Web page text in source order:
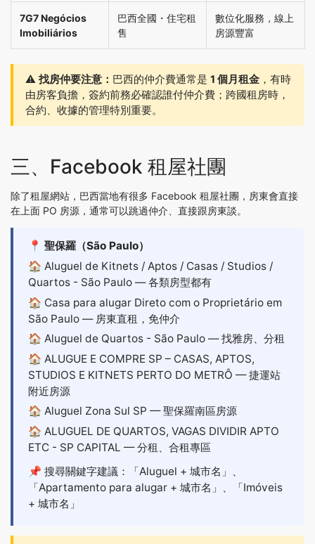
7G7 Negócios
Imobiliários
巴西全國・住宅租
售
數位化服務，線上
房源豐富
⚠️ 找房仲要注意： 巴西的仲介費通常是 1 個月租金，有時
由房客負擔，簽約前務必確認誰付仲介費；跨國租房時，
合約、收據的管理特別重要。
三、Facebook 租屋社團
除了租屋網站，巴西當地有很多 Facebook 租屋社團，房東會直接
在上面 PO 房源，通常可以跳過仲介、直接跟房東談。
📍 聖保羅（São Paulo）
🏠 Aluguel de Kitnets / Aptos / Casas / Studios /
Quartos - São Paulo — 各類房型都有
🏠 Casa para alugar Direto com o Proprietário em
São Paulo — 房東直租，免仲介
🏠 Aluguel de Quartos - São Paulo — 找雅房、分租
🏠 ALUGUE E COMPRE SP – CASAS, APTOS,
STUDIOS E KITNETS PERTO DO METRÔ — 捷運站
附近房源
🏠 Aluguel Zona Sul SP — 聖保羅南區房源
🏠 ALUGUEL DE QUARTOS, VAGAS DIVIDIR APTO
ETC - SP CAPITAL — 分租、合租專區
📌 搜尋關鍵字建議：「Aluguel + 城市名」、
「Apartamento para alugar + 城市名」、「Imóveis
+ 城市名」